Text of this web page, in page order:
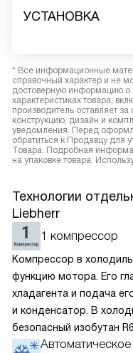
УСТАНОВКА
* Все информационные
справочный характер и не
достоверную информацию о
характеристиках товара,
производитель оставляет
конструкцию, дизайн и
уведомления. Перед
обратиться к Продавцу для
Товара. Подробная
на упаковке товара.
Технологии
Liebherr
1 компрессор
Компрессор в
функцию мотора. Его
хладагента и подача
и конденсатор. В
безопасный изобутан
окружающей среде.